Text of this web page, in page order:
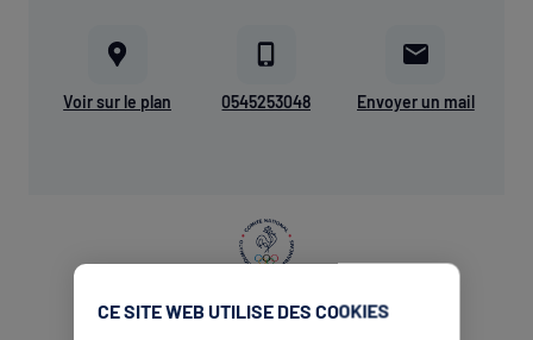
Voir sur le plan 0545253048 Envoyer un mail
CE SITE WEB UTILISE DES COOKIES